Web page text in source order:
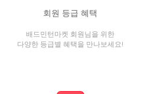
회원 등급 혜택
배드민턴마켓 회원님을 위한
다양한 등급별 혜택을 만나보세요!